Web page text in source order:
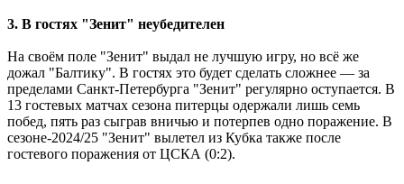
3. В гостях "Зенит" неубедителен
На своём поле "Зенит" выдал не лучшую игру, но всё же
дожал "Балтику". В гостях это будет сделать сложнее ― за
пределами Санкт-Петербурга "Зенит" регулярно оступается. В
13 гостевых матчах сезона питерцы одержали лишь семь
побед, пять раз сыграв вничью и потерпев одно поражение. В
сезоне-2024/25 "Зенит" вылетел из Кубка также после
гостевого поражения от ЦСКА (0:2).